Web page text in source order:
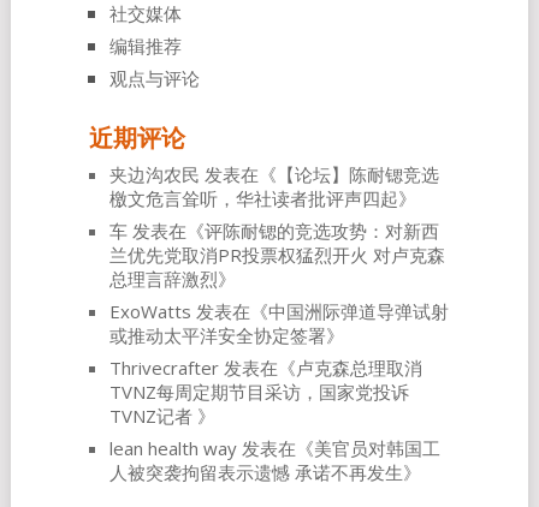
社交媒体
编辑推荐
观点与评论
近期评论
夹边沟农民 发表在《 【论坛】陈耐锶竞选
檄文危言耸听，华社读者批评声四起》
车发表在《评陈耐锶的竞选攻势：对新西
兰优先党取消PR投票权猛烈开火 对卢克森
总理言辞激烈》
ExoWatts 发表在《中国洲际弹道导弹试射
或推动太平洋安全协定签署》
Thrivecrafter发表在《卢克森总理取消
TVNZ每周定期节目采访，国家党投诉
TVNZ记者 》
lean health way发表在《美官员对韩国工
人被突袭拘留表示遗憾 承诺不再发生》